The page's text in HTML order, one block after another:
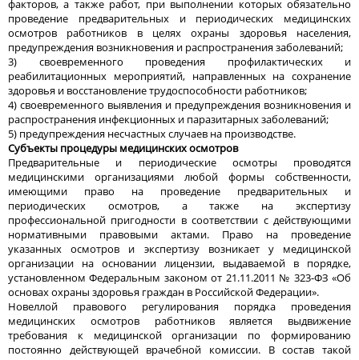
факторов, а также работ, при выполнении которых обязательно
проведение предварительных и периодических медицинских
осмотров работников в целях охраны здоровья населения,
предупреждения возникновения и распространения заболеваний;
3) своевременного проведения профилактических и
реабилитационных мероприятий, направленных на сохранение
здоровья и восстановление трудоспособности работников;
4) своевременного выявления и предупреждения возникновения и
распространения инфекционных и паразитарных заболеваний;
5) предупреждения несчастных случаев на производстве.
Субъекты процедуры медицинских осмотров
Предварительные и периодические осмотры проводятся
медицинскими организациями любой формы собственности,
имеющими право на проведение предварительных и
периодических осмотров, а также на экспертизу
профессиональной пригодности в соответствии с действующими
нормативными правовыми актами. Право на проведение
указанных осмотров и экспертизу возникает у медицинской
организации на основании лицензии, выдаваемой в порядке,
установленном Федеральным законом от 21.11.2011 № 323-ФЗ «Об
основах охраны здоровья граждан в Российской Федерации».
Новеллой правового регулирования порядка проведения
медицинских осмотров работников является выдвижение
требования к медицинской организации по формированию
постоянно действующей врачебной комиссии. В состав такой